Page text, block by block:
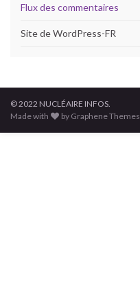
Flux des commentaires
Site de WordPress-FR
© 2022 NUCLÉAIRE INFOS.
Made with
by Graphene Themes.